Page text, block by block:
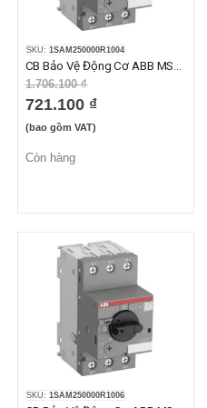
SKU: 1SAM250000R1004
1.706.100 ₫
721.100 ₫
(bao gồm VAT)
Còn hàng
SKU: 1SAM250000R1006